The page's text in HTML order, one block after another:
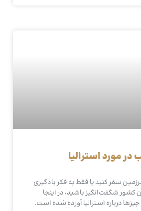
سفر کنید یا فقط به فکر یادگیری
کشور شگفت‌انگیز باشید، در اینجا
درباره استرالیا آورده شده است.